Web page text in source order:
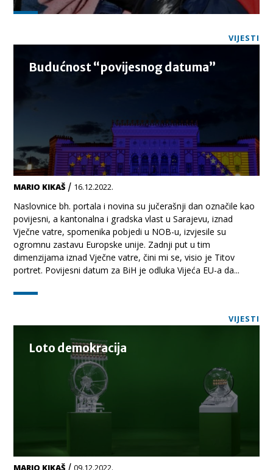
VIJESTI
Budućnost “povijesnog datuma”
MARIO KIKAŠ / 16.12.2022.
Naslovnice bh. portala i novina su jučerašnji dan označile kao
povijesni, a kantonalna i gradska vlast u Sarajevu, iznad
Vječne vatre, spomenika pobjedi u NOB-u, izvjesile su
ogromnu zastavu Europske unije. Zadnji put u tim
dimenzijama iznad Vječne vatre, čini mi se, visio je Titov
portret. Povijesni datum za BiH je odluka Vijeća EU-a da...
VIJESTI
Loto demokracija
MARIO KIKAŠ /09.12.2022.